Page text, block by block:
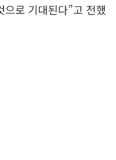
로 기대된다”고 전했